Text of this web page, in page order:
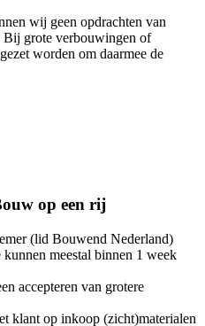
wij geen opdrachten van
Bij grote verbouwingen of
worden om daarmee de
op een rij
(lid Bouwend Nederland)
kunnen meestal binnen 1 week
accepteren van grotere
klant op inkoop (zicht)materialen